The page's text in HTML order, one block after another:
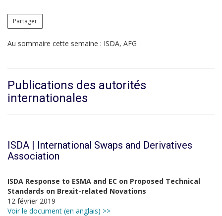
Partager
Au sommaire cette semaine : ISDA, AFG
Publications des autorités
internationales
ISDA | International Swaps and Derivatives
Association
ISDA Response to ESMA and EC on Proposed Technical
Standards on Brexit-related Novations
12 février 2019
Voir le document (en anglais) >>